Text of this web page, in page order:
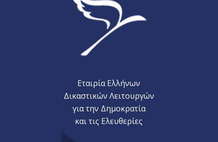
Εταιρία Ελλήνων
Δικαστικών Λειτουργών
για την Δημοκρατία
και τις Ελευθερίες